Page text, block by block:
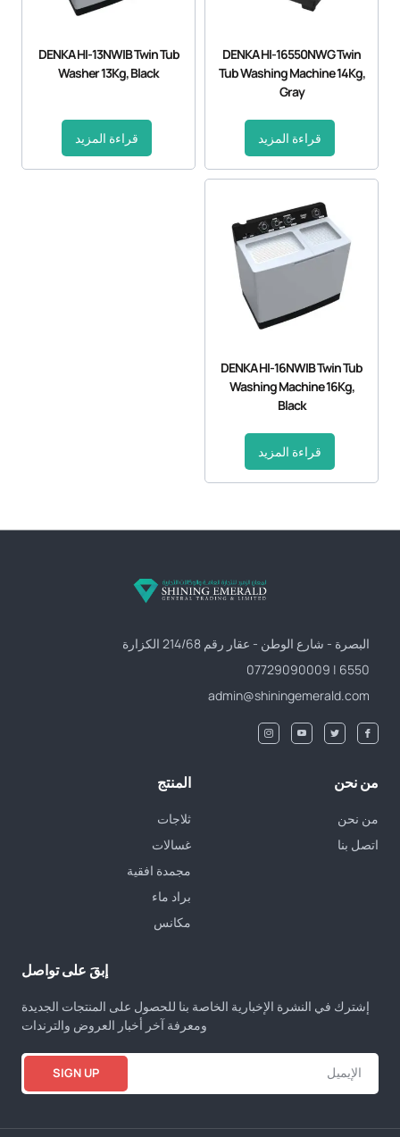
DENKA HI-16550NWG Twin
Tub Washing Machine 14Kg,
Gray
قراءة المزيد
DENKA HI-13NWIB Twin Tub
Washer 13Kg, Black
قراءة المزيد
DENKA HI-16NWIB Twin Tub
Washing Machine 16Kg,
Black
قراءة المزيد
البصرة - شارع الوطن - عقار رقم 214/68 الكزارة
6550 | 07729090009
admin@shiningemerald.com
من نحن
من نحن
اتصل بنا
المنتج
ثلاجات
غسالات
مجمدة افقية
براد ماء
مكانس
إبقَ على تواصل
إشترك في النشرة الإخبارية الخاصة بنا للحصول على المنتجات الجديدة
ومعرفة آخر أخبار العروض والترندات
SIGN UP